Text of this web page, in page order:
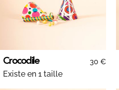
Crocodile 30 €
Existe en 1 taille